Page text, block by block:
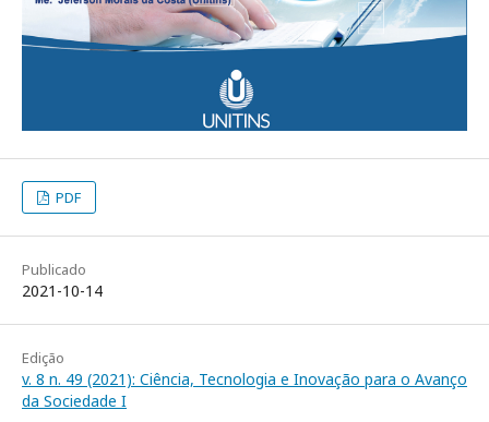
PDF
Publicado
2021-10-14
Edição
v. 8 n. 49 (2021): Ciência, Tecnologia e Inovação para o Avanço
da Sociedade I